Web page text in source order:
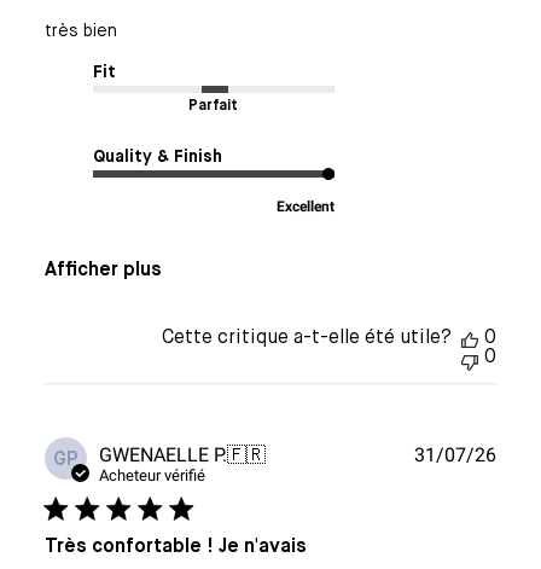
très bien
Fit
Parfait
Quality & Finish
Excellent
Afficher plus
Cette critique a-t-elle été utile?
0
0
GP GWENAELLE P.🇫🇷
Acheteur vérifié
Très confortable ! Je n'avais
Date
31/07/26